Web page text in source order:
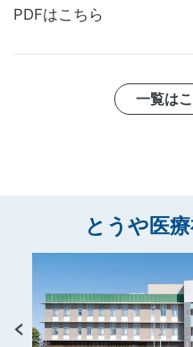
PDFはこちら
一覧は
とうや医